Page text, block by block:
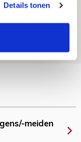
Details tonenvan
meiden